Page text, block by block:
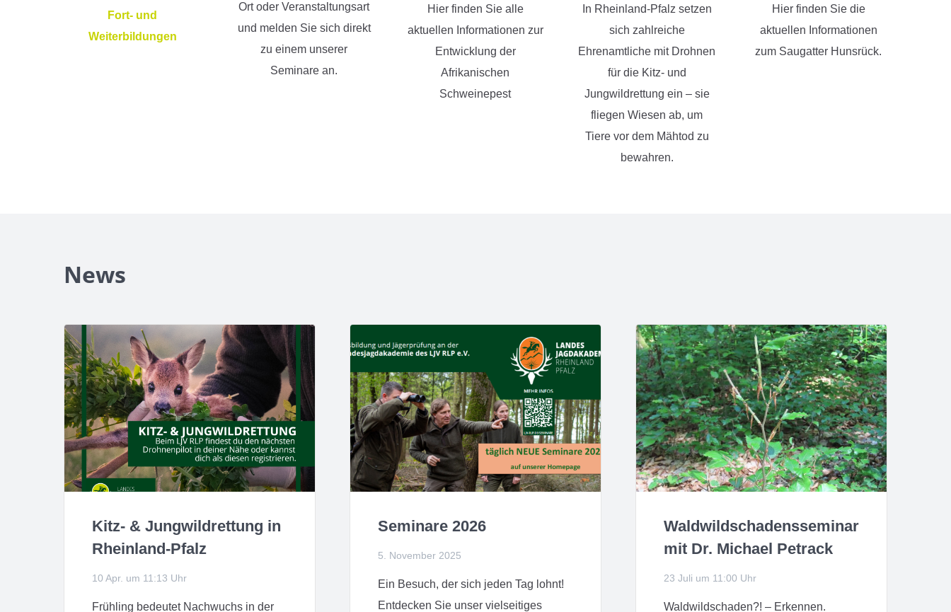
Fort- und
Weiterbildungen
Ort oder Veranstaltungsart
und melden Sie sich direkt
zu einem unserer
Seminare an.
Hier finden Sie alle
aktuellen Informationen zur
Entwicklung der
Afrikanischen
Schweinepest
In Rheinland-Pfalz setzen
sich zahlreiche
Ehrenamtliche mit Drohnen
für die Kitz- und
Jungwildrettung ein – sie
fliegen Wiesen ab, um
Tiere vor dem Mähtod zu
bewahren.
Hier finden Sie die
aktuellen Informationen
zum Saugatter Hunsrück.
News
Kitz- & Jungwildrettung in
Rheinland-Pfalz
10 Apr. um 11:13 Uhr
Frühling bedeutet Nachwuchs in der
Seminare 2026
5. November 2025
Ein Besuch, der sich jeden Tag lohnt!
Entdecken Sie unser vielseitiges
Waldwildschadensseminar
mit Dr. Michael Petrack
23 Juli um 11:00 Uhr
Waldwildschaden?! – Erkennen.